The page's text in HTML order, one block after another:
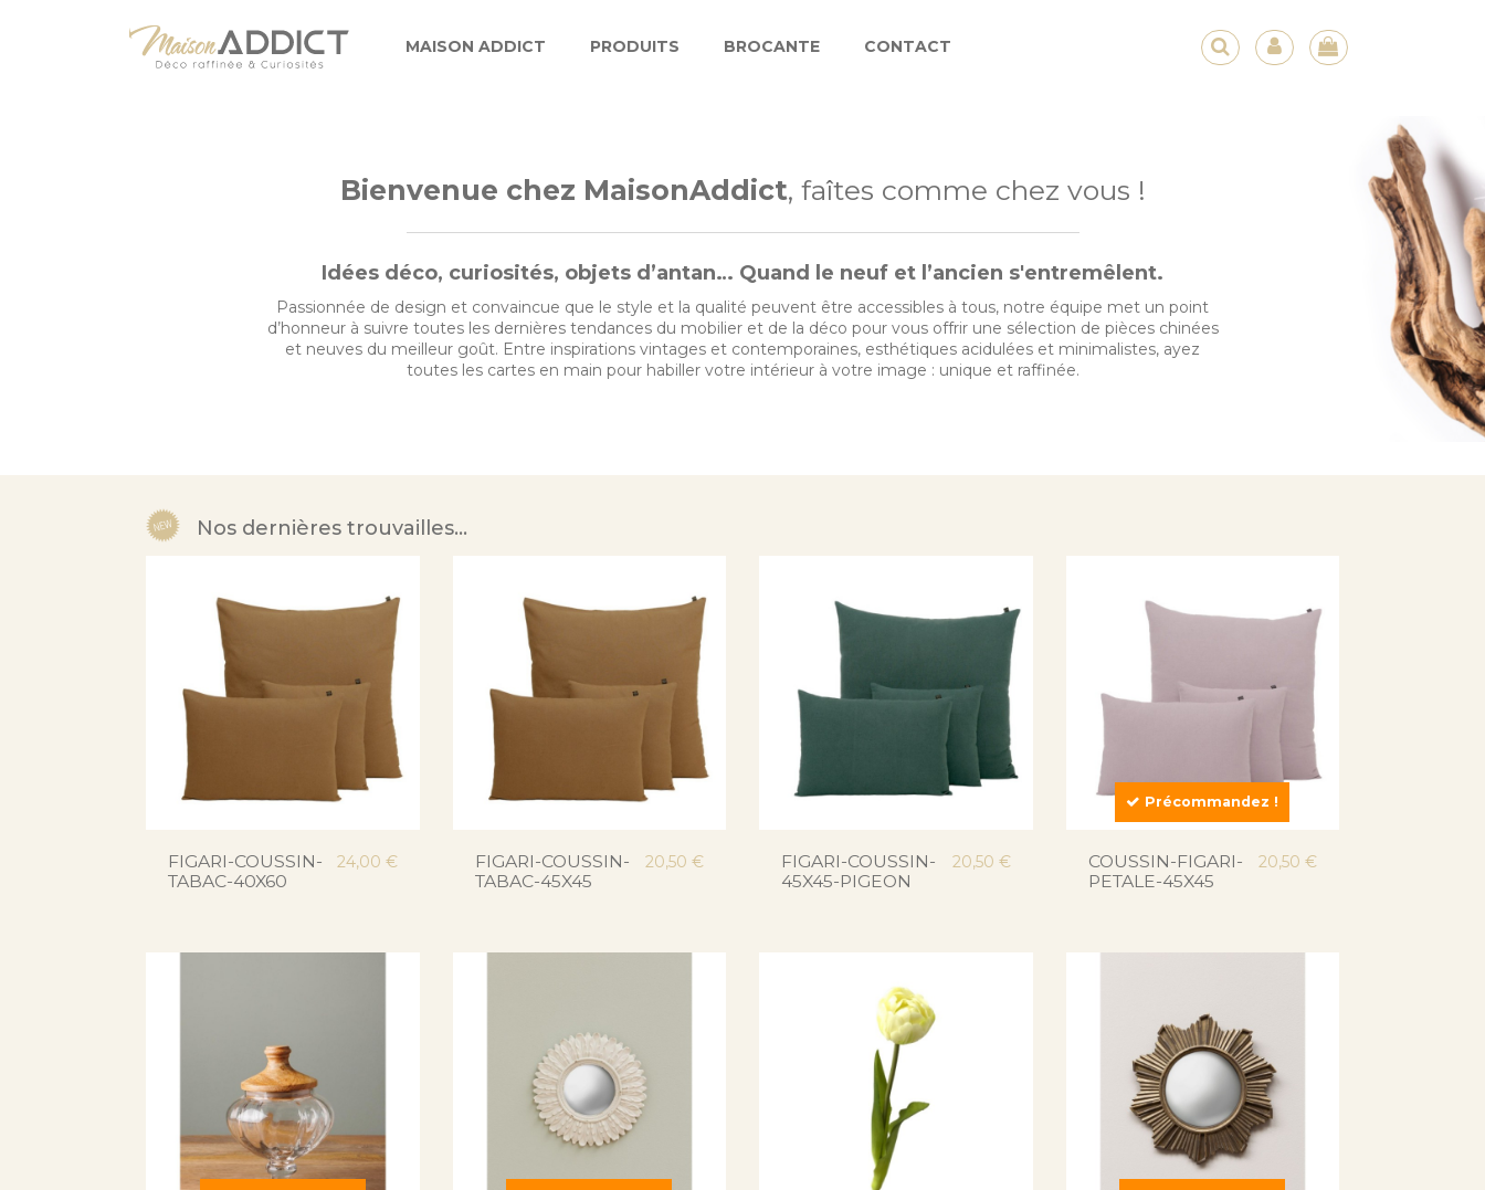
MAISON ADDICT PRODUITS BROCANTE CONTACT
Bienvenue chez MaisonAddict, faîtes comme chez vous !
Idées déco, curiosités, objets d’antan… Quand le neuf et l’ancien s'entremêlent.
Passionnée de design et convaincue que le style et la qualité peuvent être accessibles à tous, notre équipe met un point
d’honneur à suivre toutes les dernières tendances du mobilier et de la déco pour vous offrir une sélection de pièces chinées
et neuves du meilleur goût. Entre inspirations vintages et contemporaines, esthétiques acidulées et minimalistes, ayez
toutes les cartes en main pour habiller votre intérieur à votre image : unique et raffinée.
Nos dernières trouvailles…
FIGARI-COUSSIN-
TABAC-40X60
24,00 €
FIGARI-COUSSIN-
TABAC-45X45
20,50 €
FIGARI-COUSSIN-
45X45-PIGEON
20,50 €
Précommandez !
COUSSIN-FIGARI-
PETALE-45X45
20,50 €